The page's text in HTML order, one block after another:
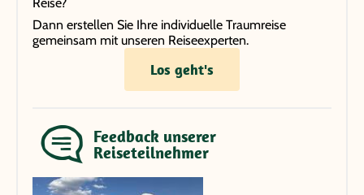
Dann erstellen Sie Ihre individuelle Traumreise
gemeinsam mit unseren Reiseexperten.
Los geht's
Feedback unserer
Reiseteilnehmer